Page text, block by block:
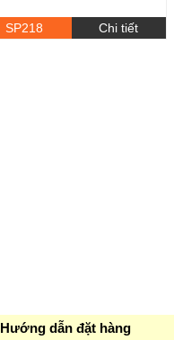
SP218 Chi tiết
Hướng dẫn đặt hàng